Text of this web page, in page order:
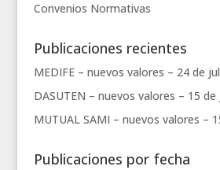
Convenios Normativas
Publicaciones recientes
MEDIFE – nuevos valores – 24 de
DASUTEN – nuevos valores – 15 de
MUTUAL SAMI – nuevos valores –
Publicaciones por fecha